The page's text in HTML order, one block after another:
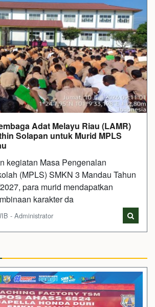
Adat Melayu Riau (LAMR)
Solapan untuk Murid MPLS
kegiatan Masa Pengenalan
(MPLS) SMKN 3 Mandau Tahun
para murid mendapatkan
karakter da
- Administrator